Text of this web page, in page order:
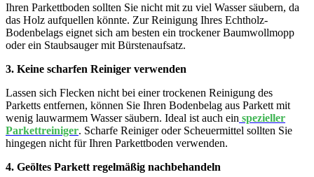
Ihren Parkettboden sollten Sie nicht mit zu viel Wasser säubern, da
das Holz aufquellen könnte. Zur Reinigung Ihres Echtholz-
Bodenbelags eignet sich am besten ein trockener Baumwollmopp
oder ein Staubsauger mit Bürstenaufsatz.
3. Keine scharfen Reiniger verwenden
Lassen sich Flecken nicht bei einer trockenen Reinigung des
Parketts entfernen, können Sie Ihren Bodenbelag aus Parkett mit
wenig lauwarmem Wasser säubern. Ideal ist auch ein spezieller
Parkettreiniger. Scharfe Reiniger oder Scheuermittel sollten Sie
hingegen nicht für Ihren Parkettboden verwenden.
4. Geöltes Parkett regelmäßig nachbehandeln